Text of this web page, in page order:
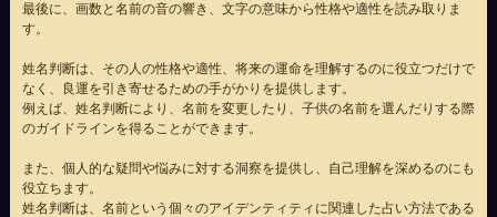
最後に、画数と名前の音の響き、文字の意味から性格や適性を読み取りま
す。
姓名判断は、その人の性格や適性、将来の運命を理解するのに役立つだけで
なく、良運を引き寄せるための手がかりを提供します。
例えば、姓名判断により、名前を変更したり、子供の名前を選んだりする際
のガイドラインを得ることができます。
また、個人的な疑問や悩みに対する洞察を提供し、自己理解を深めるのにも
役立ちます。
姓名判断は、名前という個々のアイデンティティに関連した占い方法である